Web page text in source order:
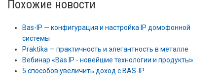
Похожие новости
Bas-IP — конфигурация и настройка IP домофонной
системы
Praktika — практичность и элегантность в металле
Вебинар «Bas IP - новейшие технологии и продукты»
5 способов увеличить доход с BAS-IP